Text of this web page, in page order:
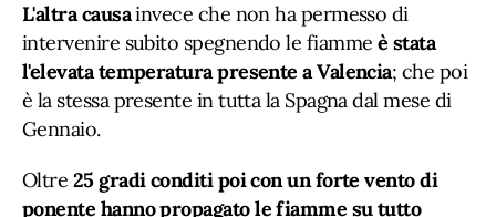
L'altra causainvece che non ha permesso di
intervenire subito spegnendo le fiamme è stata
l'elevata temperatura presente a Valencia; che poi
è la stessa presente in tutta la Spagna dal mese di
Gennaio.
Oltre 25 gradi conditi poi con un forte vento di
ponente hanno propagato le fiamme su tutto